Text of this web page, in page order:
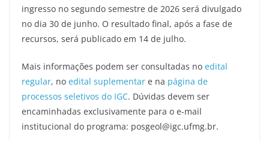
ingresso no segundo semestre de 2026 será divulgado
no dia 30 de junho. O resultado final, após a fase de
recursos, será publicado em 14 de julho.
Mais informações podem ser consultadas no edital
regular, no edital suplementar e na página de
processos seletivos do IGC. Dúvidas devem ser
encaminhadas exclusivamente para o e-mail
institucional do programa: posgeol@igc.ufmg.br.